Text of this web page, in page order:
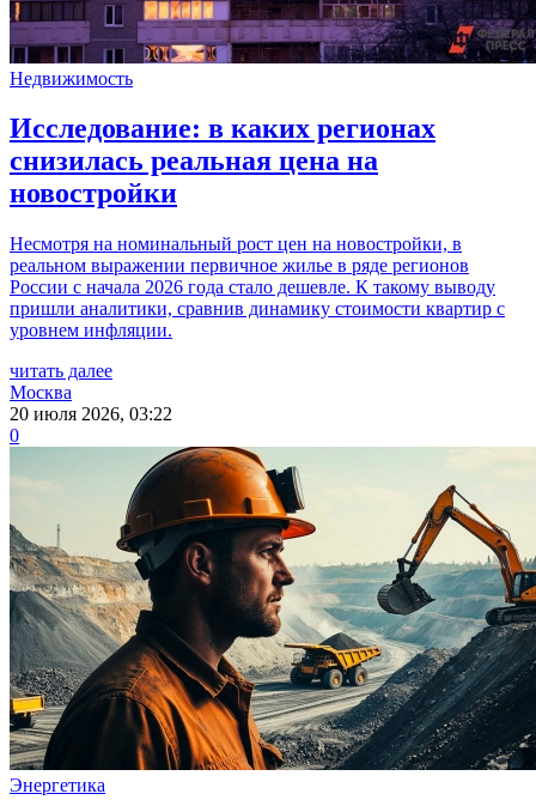
Недвижимость
Исследование: в каких регионах
снизилась реальная цена на
новостройки
Несмотря на номинальный рост цен на новостройки, в
реальном выражении первичное жилье в ряде регионов
России с начала 2026 года стало дешевле. К такому выводу
пришли аналитики, сравнив динамику стоимости квартир с
уровнем инфляции.
читать далее
Москва
20 июля 2026, 03:22
0
Энергетика